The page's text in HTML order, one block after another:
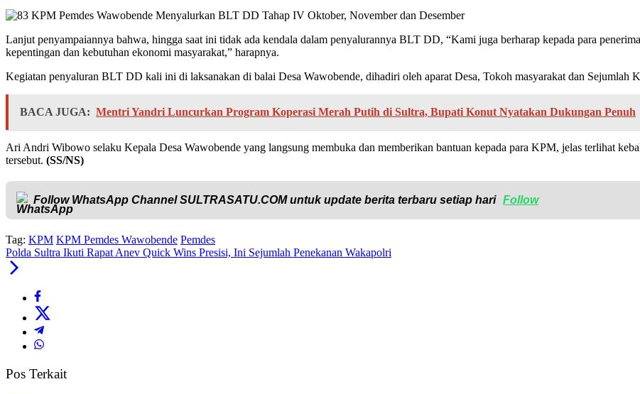
Lanjut penyampaiannya bahwa, hingga saat ini tidak ada kendala dalam penyalurannya BLT DD, “Kami juga berharap kepada para
kepentingan dan kebutuhan ekonomi masyarakat,” harapnya.
Kegiatan penyaluran BLT DD kali ini di laksanakan di balai Desa Wawobende, dihadiri oleh aparat Desa, Tokoh masyarakat dan Sejumlah
BACA JUGA: Mentri Yandri Luncurkan Program Koperasi Merah Putih di Sultra, Bupati Konut Nyatakan Dukungan Penuh
Ari Andri Wibowo selaku Kepala Desa Wawobende yang langsung membuka dan memberikan bantuan kepada para KPM, jelas terlihat
tersebut. (SS/NS)
Follow WhatsApp ChannelSULTRASATU.COMuntuk update berita terbaru setiap hari Follow
Tag: KPM KPM Pemdes Wawobende Pemdes
Polda Sultra Ikuti Rapat Anev Quick Wins Presisi, Ini Sejumlah Penekanan Wakapolri
Pos Terkait